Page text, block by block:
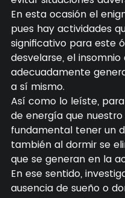
En esta ocasión el
pues hay actividades
significativo para este
desvelarse, el
adecuadamente
a sí mismo.
Así como lo leíste,
de energía que
fundamental tener un
también al dormir se
que se generan en la
En ese sentido,
ausencia de sueño o